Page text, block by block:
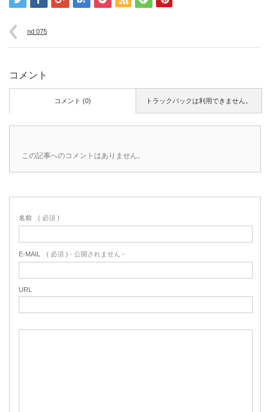
nd 075
コメント
トラックバックは利用できません。
コメント (0)
この記事へのコメントはありません。
名前 ( 必須 )
E-MAIL ( 必須 ) - 公開されません -
URL